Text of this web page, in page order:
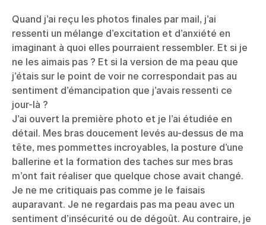
Quand j’ai reçu les photos finales par mail, j’ai
ressenti un mélange d’excitation et d’anxiété en
imaginant à quoi elles pourraient ressembler. Et si je
ne les aimais pas ? Et si la version de ma peau que
j’étais sur le point de voir ne correspondait pas au
sentiment d’émancipation que j’avais ressenti ce
jour-là ?
J’ai ouvert la première photo et je l’ai étudiée en
détail. Mes bras doucement levés au-dessus de ma
tête, mes pommettes incroyables, la posture d’une
ballerine et la formation des taches sur mes bras
m’ont fait réaliser que quelque chose avait changé.
Je ne me critiquais pas comme je le faisais
auparavant. Je ne regardais pas ma peau avec un
sentiment d’insécurité ou de dégoût. Au contraire, je